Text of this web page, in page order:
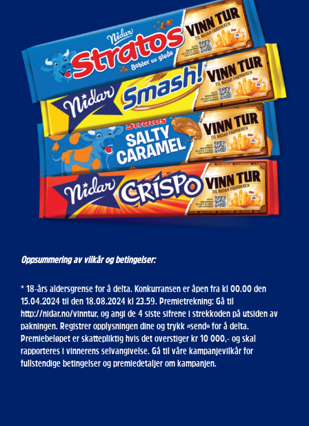
Oppsummering av vilkår og betingelser:
* 18-års aldersgrense for å delta. Konkurransen er åpen fra kl 00.00 den
15.04.2024 til den 18.08.2024 kl 23.59. Premietrekning: Gå til
http://nidar.no/vinntur, og angi de 4 siste sifrene i strekkoden på utsiden av
pakningen. Registrer opplysningen dine og trykk «send» for å delta.
Premiebeløpet er skattepliktig hvis det overstiger kr 10 000,- og skal
rapporteres i vinnerens selvangivelse. Gå til våre kampanjevilkår for
fullstendige betingelser og premiedetaljer om kampanjen.